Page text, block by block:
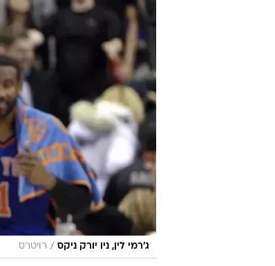
ג'רמי לין, ניו יורק ניקס / רויטרס